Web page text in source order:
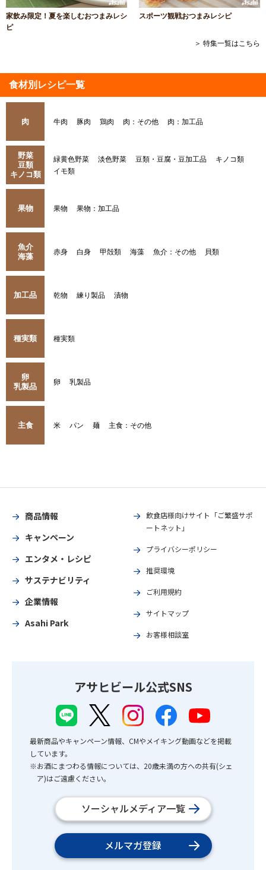
家飲み限定！夏を楽しむおつまみレシ
ピ
スポーツ観戦おつまみレシピ
＞ 特集一覧はこちら
食材別レシピ一覧
肉 牛肉 豚肉 鶏肉 肉：その他 肉：加工品
野菜
豆類
キノコ類
緑黄色野菜 淡色野菜 豆類・豆腐・豆加工品
キノコ類
イモ類
果物 果物 果物：加工品
魚介
海藻
赤身 白身 甲殻類 海藻 魚介：その他 貝類
加工品 乾物 練り製品 漬物
種実類 種実類
卵
乳製品
卵 乳製品
主食 米 パン 麺 主食：その他
商品情報
キャンペーン
エンタメ・レシピ
サステナビリティ
企業情報
Asahi Park
飲食店様向けサイト「ご繁盛サポ
ートネット」
プライバシーポリシー
推奨環境
ご利用規約
サイトマップ
お客様相談室
アサヒビール公式SNS
最新商品やキャンペーン情報、CMやメイキング動画などを掲載
しています。
※お酒にまつわる情報については、20歳未満の方への共有(シェ
ア)はご遠慮ください。
ソーシャルメディア一覧
メルマガ登録